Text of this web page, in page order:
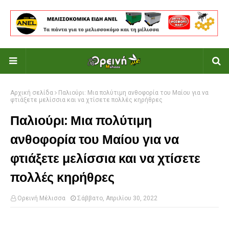
Αρχική σελίδα
Παλιούρι: Μια πολύτιμη ανθοφορία του Μαίου για να
φτιάξετε μελίσσια και να χτίσετε πολλές κηρήθρες
Παλιούρι: Μια πολύτιμη
ανθοφορία του Μαίου για να
φτιάξετε μελίσσια και να χτίσετε
πολλές κηρήθρες
Ορεινή Μέλισσα Σάββατο, Απριλίου 30, 2022